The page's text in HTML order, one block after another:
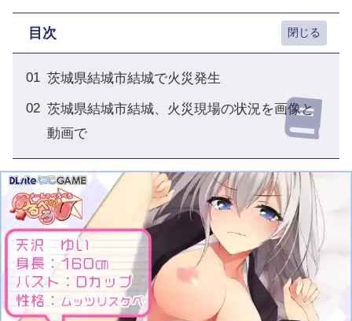
目次
茨城県結城市結城で火災発生
茨城県結城市結城、火災現場の状況を画像と
動画で